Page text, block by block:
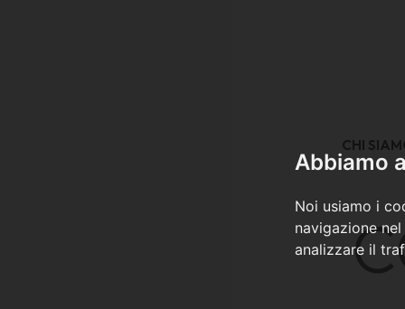
Abbiamo
Noi usiamo i
navigazione
analizzare il
CHI